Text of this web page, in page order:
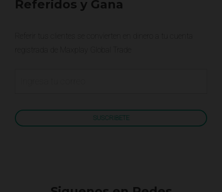
Referidos y Gana
Referir tus clientes se convierten en dinero a tu cuenta
registrada de Maxplay Global Trade